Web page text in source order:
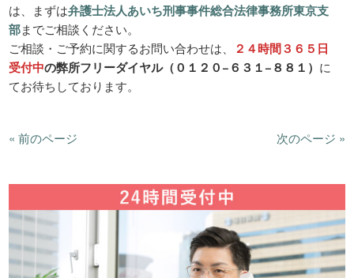
は、まずは弁護士法人あいち刑事事件総合法律事務所東京支
部までご相談ください。
ご相談・ご予約に関するお問い合わせは、
２４時間３６５日
受付中の弊所フリーダイヤル（０１２０−６３１−８８１） に
てお待ちしております。
« 前のページ 次のページ »